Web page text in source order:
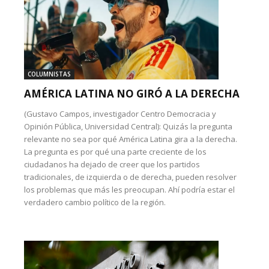
COLUMNISTAS
AMÉRICA LATINA NO GIRÓ A LA DERECHA
(Gustavo Campos, investigador Centro Democracia y
Opinión Pública, Universidad Central): Quizás la pregunta
relevante no sea por qué América Latina gira a la derecha.
La pregunta es por qué una parte creciente de los
ciudadanos ha dejado de creer que los partidos
tradicionales, de izquierda o de derecha, pueden resolver
los problemas que más les preocupan. Ahí podría estar el
verdadero cambio político de la región.